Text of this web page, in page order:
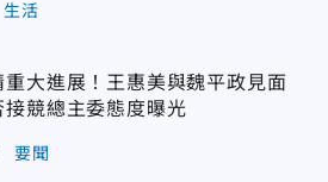
生活
重大進展！王惠美與魏平政見面
競總主委態度曝光
要聞